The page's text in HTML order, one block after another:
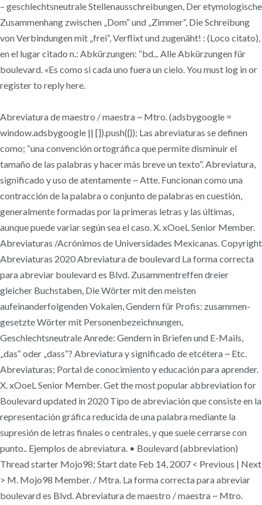
– geschlechts­neutrale Stellen­aus­schreibungen, Der etymologische
Zusammenhang zwischen „Dom“ und „Zimmer“, Die Schreibung
von Verbindungen mit „frei“, Verflixt und zugenäht! : (Loco citato),
en el lugar citado n.: Abkürzungen: “bd... Alle Abkürzungen für
boulevard. «Es como si cada uno fuera un cielo. You must log in or
register to reply here.
Abreviatura de maestro / maestra ~ Mtro. (adsbygoogle =
window.adsbygoogle || []).push({}); Las abreviaturas se definen
como; “una convención ortográfica que permite disminuir el
tamaño de las palabras y hacer más breve un texto”. Abreviatura,
significado y uso de atentamente ~ Atte. Funcionan como una
contracción de la palabra o conjunto de palabras en cuestión,
generalmente formadas por la primeras letras y las últimas,
aunque puede variar según sea el caso. X. xOoeL Senior Member.
Abreviaturas /Acrónimos de Universidades Mexicanas. Copyright
Abreviaturas 2020 Abreviatura de boulevard La forma correcta
para abreviar boulevard es Blvd. Zusammentreffen dreier
gleicher Buchstaben, Die Wörter mit den meisten
aufeinanderfolgenden Vokalen, Gendern für Profis: zusammen­
gesetzte Wörter mit Personen­bezeichnungen,
Geschlechtsneutrale Anrede: Gendern in Briefen und E-Mails,
„das“ oder „dass“? Abreviatura y significado de etcétera ~ Etc.
Abreviaturas; Portal de conocimiento y educación para aprender.
X. xOoeL Senior Member. Get the most popular abbreviation for
Boulevard updated in 2020 Tipo de abreviación que consiste en la
representación gráfica reducida de una palabra mediante la
supresión de letras finales o centrales, y que suele cerrarse con
punto.. Ejemplos de abreviatura. • Boulevard (abbreviation)
Thread starter Mojo98; Start date Feb 14, 2007 < Previous | Next
> M. Mojo98 Member. / Mtra. La forma correcta para abreviar
boulevard es Blvd. Abreviatura de maestro / maestra ~ Mtro.